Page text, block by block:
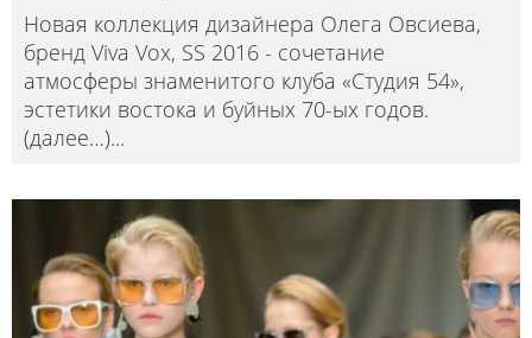
Новая коллекция дизайнера Олега Овсиева,
бренд Viva Vox, SS 2016 - сочетание
атмосферы знаменитого клуба «Студия 54»,
эстетики востока и буйных 70-ых годов.
(далее…)...